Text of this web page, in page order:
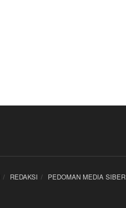
REDAKSI PEDOMAN MEDIA SIBER